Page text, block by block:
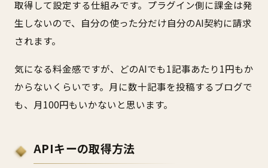
取得して設定する仕組みです。プラグイン側に課金は発
生しないので、自分の使った分だけ自分のAI契約に請求
されます。
気になる料金感ですが、どのAIでも1記事あたり1円もか
からないくらいです。月に数十記事を投稿するブログで
も、月100円もいかないと思います。
APIキーの取得方法